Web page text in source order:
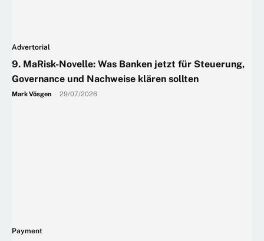
Advertorial
9. MaRisk-Novelle: Was Banken jetzt für Steuerung,
Governance und Nachweise klären sollten
Mark Vösgen 29/07/2026
Payment